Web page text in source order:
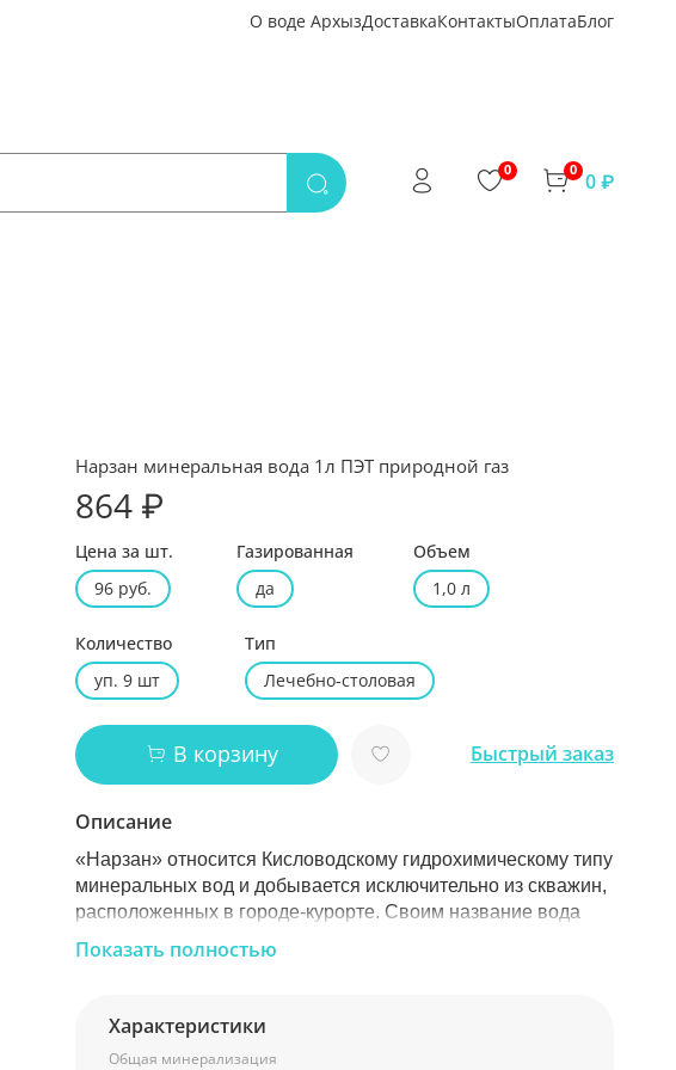
О воде АрхызДоставкаКонтактыОплатаБлог
0 0 0 ₽
Нарзан минеральная вода 1л ПЭТ природной газ
864 ₽
Цена за шт.
96 руб.
Газированная
да
Объем
1,0 л
Количество
уп. 9 шт
Тип
Лечебно-столовая
В корзину Быстрый заказ
Описание
«Нарзан» относится Кисловодскому гидрохимическому типу
минеральных вод и добывается исключительно из скважин,
расположенных в городе-курорте. Своим название вода
обязана нартам, которые называли ее «Нарт-санэ», что
бодрит дух и тело.
Полный химический состав насчитывает более 30
Показать полностью
Характеристики
Общая минерализация